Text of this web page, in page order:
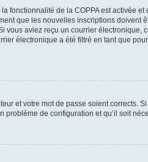
fonctionnalité de la COPPA est activée
que les nouvelles inscriptions doivent
aviez reçu un courrier électronique,
électronique a été filtré en tant que
et votre mot de passe soient corrects.
de configuration et qu’il soit